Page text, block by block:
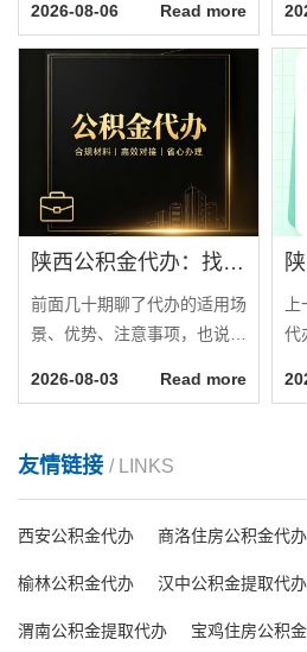
了。你年初查的政策，年中可
理，政策变化是一个需要特别
关注的因素。今天说说政策变
化这件事。最近的变化有哪些
租房提取额度提高了。今年很
多城市上调了租房提取...
2026-08-06 Read more
钱
类
操
陕西公积金代办：找不找代办的最终判断标准
前面几十期聊了代办的适用场
景、优势、注意事项，也说了
能快速判断自己该不该找代
类型，账户状态正常，材料齐
全，城市支持线上办理，那优
2026-08-03 Read more
代
取
离
友情链接 / LINKS
西安公积金代办 商洛住房公积金代办
榆林公积金代办 汉中公积金提取代办
渭南公积金提取代办 宝鸡住房公积